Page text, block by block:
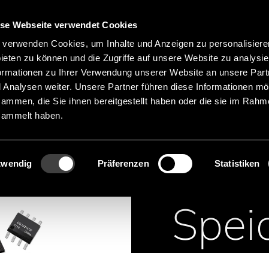
Webseite verwendet Cookies
verwenden Cookies, um Inhalte und Anzeigen zu
zu können und die Zugriffe auf unsere Website zu
zu Ihrer Verwendung unserer Website an unsere
Analysen weiter. Unsere Partner führen diese Informationen
die Sie ihnen bereitgestellt haben oder die sie im
haben.
Präferenzen Statistiken
SprachenMenü
Aktive Komponenten